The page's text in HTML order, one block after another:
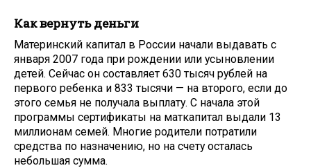
Как вернуть деньги
Материнский капитал в России начали выдавать с
января 2007 года при рождении или усыновлении
детей. Сейчас он составляет 630 тысяч рублей на
первого ребенка и 833 тысячи — на второго, если до
этого семья не получала выплату. С начала этой
программы сертификаты на маткапитал выдали 13
миллионам семей. Многие родители потратили
средства по назначению, но на счету осталась
небольшая сумма.